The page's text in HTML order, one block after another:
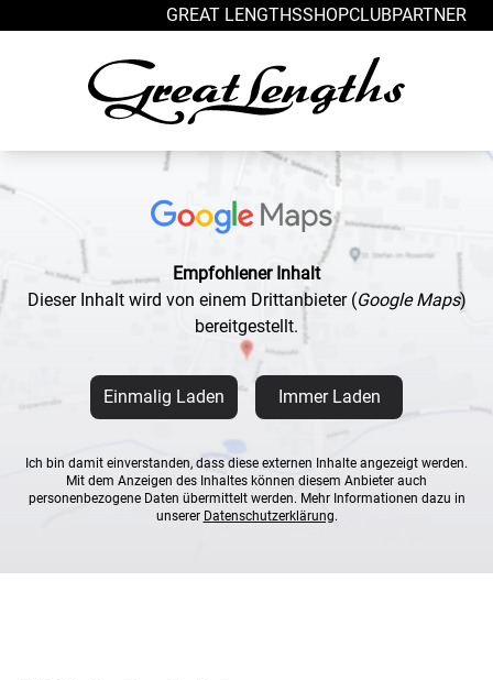
GREAT LENGTHSSHOPCLUBPARTNER
Empfohlener Inhalt
Dieser Inhalt wird von einem Drittanbieter (Google Maps)
bereitgestellt.
Einmalig Laden Immer Laden
Ich bin damit einverstanden, dass diese externen Inhalte angezeigt werden.
Mit dem Anzeigen des Inhaltes können diesem Anbieter auch
personenbezogene Daten übermittelt werden. Mehr Informationen dazu in
unserer Datenschutzerklärung.